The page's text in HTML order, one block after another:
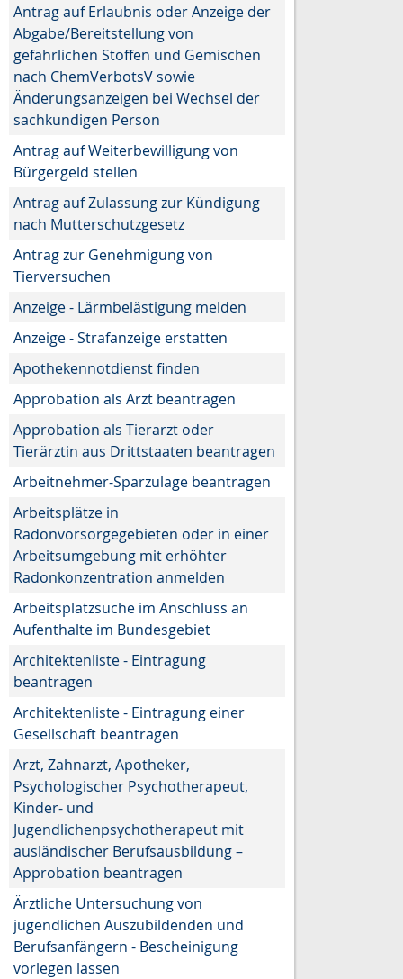
Antrag auf Erlaubnis oder Anzeige der
Abgabe/Bereitstellung von
gefährlichen Stoffen und Gemischen
nach ChemVerbotsV sowie
Änderungsanzeigen bei Wechsel der
sachkundigen Person
Antrag auf Weiterbewilligung von
Bürgergeld stellen
Antrag auf Zulassung zur Kündigung
nach Mutterschutzgesetz
Antrag zur Genehmigung von
Tierversuchen
Anzeige - Lärmbelästigung melden
Anzeige - Strafanzeige erstatten
Apothekennotdienst finden
Approbation als Arzt beantragen
Approbation als Tierarzt oder
Tierärztin aus Drittstaaten beantragen
Arbeitnehmer-Sparzulage beantragen
Arbeitsplätze in
Radonvorsorgegebieten oder in einer
Arbeitsumgebung mit erhöhter
Radonkonzentration anmelden
Arbeitsplatzsuche im Anschluss an
Aufenthalte im Bundesgebiet
Architektenliste - Eintragung
beantragen
Architektenliste - Eintragung einer
Gesellschaft beantragen
Arzt, Zahnarzt, Apotheker,
Psychologischer Psychotherapeut,
Kinder- und
Jugendlichenpsychotherapeut mit
ausländischer Berufsausbildung –
Approbation beantragen
Ärztliche Untersuchung von
jugendlichen Auszubildenden und
Berufsanfängern - Bescheinigung
vorlegen lassen